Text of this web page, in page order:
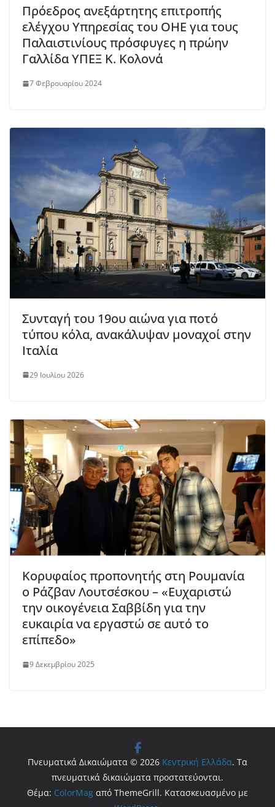
Πρόεδρος ανεξάρτητης επιτροπής
ελέγχου Υπηρεσίας του ΟΗΕ για τους
Παλαιστινίους πρόσφυγες η πρώην
Γαλλίδα ΥΠΕΞ Κ. Κολονά
7 Φεβρουαρίου 2024
Συνταγή του 19ου αιώνα για ποτό
τύπου κόλα, ανακάλυψαν μοναχοί στην
Ιταλία
29 Ιουλίου 2026
Κορυφαίος προπονητής στη Ρουμανία
ο Ράζβαν Λουτσέσκου – «Ευχαριστώ
την οικογένεια Σαββίδη για την
ευκαιρία να εργαστώ σε αυτό το
επίπεδο»
9 Δεκεμβρίου 2025
Πνευματικά Δικαιώματα © 2026 Κεντρική Ελλάδα. Τα
πνευματικά δικαιώματα προστατεύονται.
Θέμα: ColorMag από ThemeGrill. Κατασκευασμένο με